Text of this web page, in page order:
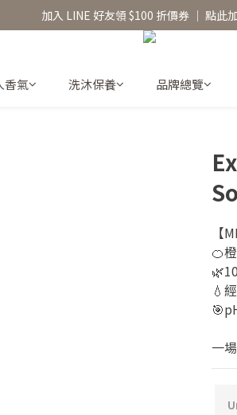
香氛水氧機、擴香香水原精  l 兩件85、三
加入 LINE 好友領 $100 折價券 │ 點此
香氛水氧機、擴香香水原精  l 兩件85、三
香氣 洗沐保養 品牌總覽
【
🍊
💧
一